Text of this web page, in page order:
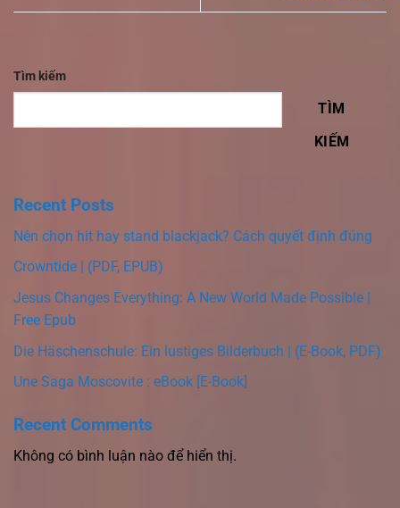
Tìm kiếm
TÌM
KIẾM
Recent Posts
Nên chọn hit hay stand blackjack? Cách quyết định đúng
Crowntide | (PDF, EPUB)
Jesus Changes Everything: A New World Made Possible |
Free Epub
Die Häschenschule: Ein lustiges Bilderbuch | (E-Book, PDF)
Une Saga Moscovite : eBook [E-Book]
Recent Comments
Không có bình luận nào để hiển thị.